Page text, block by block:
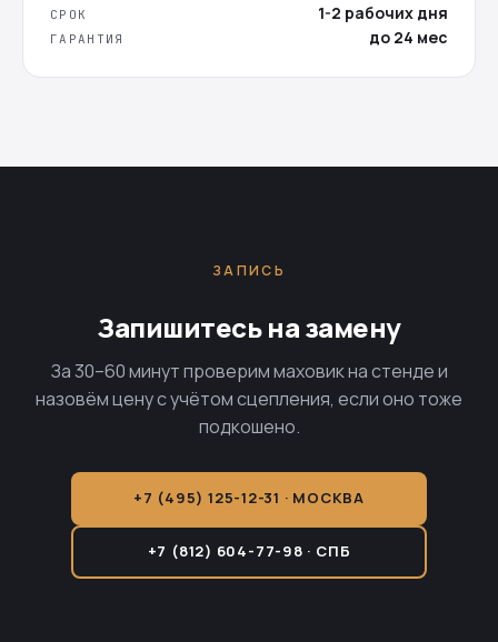
СРОК 1-2 рабочих дня
ГАРАНТИЯ до 24 мес
ЗАПИСЬ
Запишитесь на замену
За 30–60 минут проверим маховик на стенде и
назовём цену с учётом сцепления, если оно тоже
подкошено.
+7 (495) 125-12-31 · МОСКВА
+7 (812) 604-77-98 · СПБ